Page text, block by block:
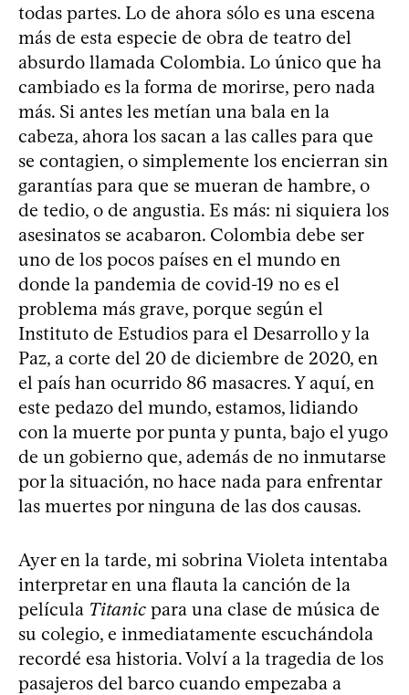
todas partes. Lo de ahora sólo es una escena
más de esta especie de obra de teatro del
absurdo llamada Colombia. Lo único que ha
cambiado es la forma de morirse, pero nada
más. Si antes les metían una bala en la
cabeza, ahora los sacan a las calles para que
se contagien, o simplemente los encierran sin
garantías para que se mueran de hambre, o
de tedio, o de angustia. Es más: ni siquiera los
asesinatos se acabaron. Colombia debe ser
uno de los pocos países en el mundo en
donde la pandemia de covid-19 no es el
problema más grave, porque según el
Instituto de Estudios para el Desarrollo y la
Paz, a corte del 20 de diciembre de 2020, en
el país han ocurrido 86 masacres. Y aquí, en
este pedazo del mundo, estamos, lidiando
con la muerte por punta y punta, bajo el yugo
de un gobierno que, además de no inmutarse
por la situación, no hace nada para enfrentar
las muertes por ninguna de las dos causas.
Ayer en la tarde, mi sobrina Violeta intentaba
interpretar en una flauta la canción de la
película Titanic para una clase de música de
su colegio, e inmediatamente escuchándola
recordé esa historia. Volví a la tragedia de los
pasajeros del barco cuando empezaba a